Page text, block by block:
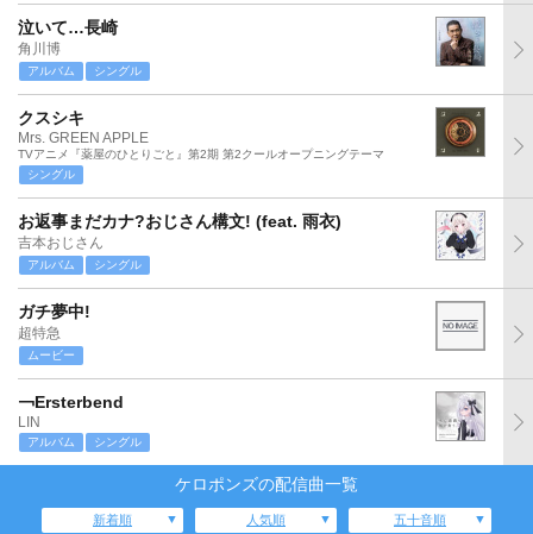
泣いて…長崎
角川博
アルバム シングル
クスシキ
Mrs. GREEN APPLE
TVアニメ『薬屋のひとりごと』第2期 第2クールオープニングテーマ
シングル
お返事まだカナ?おじさん構文! (feat. 雨衣)
吉本おじさん
アルバム シングル
ガチ夢中!
超特急
ムービー
￢Ersterbend
LIN
アルバム シングル
ケロポンズの配信曲一覧
新着順 人気順 五十音順